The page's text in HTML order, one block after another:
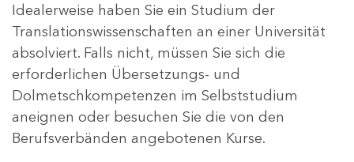
Idealerweise haben Sie ein Studium der
Translationswissenschaften an einer Universität
absolviert. Falls nicht, müssen Sie sich die
erforderlichen Übersetzungs- und
Dolmetschkompetenzen im Selbststudium
aneignen oder besuchen Sie die von den
Berufsverbänden angebotenen Kurse.